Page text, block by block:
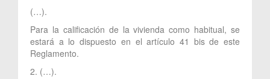
(…).
Para la calificación de la vivienda como habitual, se
estará a lo dispuesto en el artículo 41 bis de este
Reglamento.
2. (…).